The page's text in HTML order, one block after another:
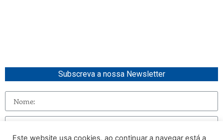
Subscreva a nossa Newsletter
Este website usa cookies, ao continuar a navegar está a